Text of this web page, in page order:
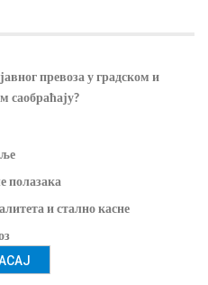
превоза у градском и
саобраћају?
полазака
и стално касне